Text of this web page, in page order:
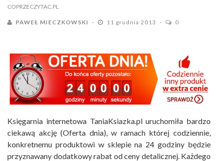
COPRZECZYTAC.PL
PAWEŁ MIECZKOWSKI 11 grudnia 2013 0
Księgarnia internetowa TaniaKsiazka.pl uruchomiła bardzo
ciekawą akcję (Oferta dnia), w ramach której codziennie,
konkretnemu produktowi w sklepie na 24 godziny będzie
przyznawany dodatkowy rabat od ceny detalicznej. Każdego